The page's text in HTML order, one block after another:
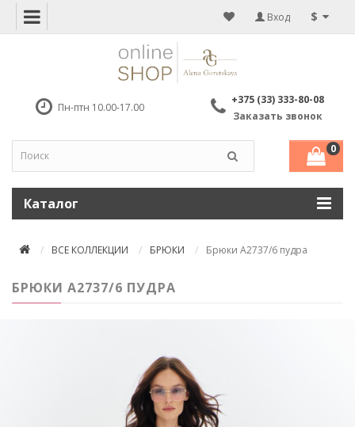
$
Вход
Пн-птн 10.00-17.00
+375 (33) 333-80-08
Заказать звонок
0
Каталог
ВСЕ КОЛЛЕКЦИИ БРЮКИ Брюки А2737/6 пудра
БРЮКИ А2737/6 ПУДРА